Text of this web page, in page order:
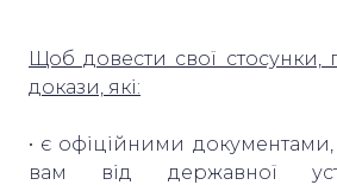
Щоб довести свої стосунки,
докази, які:
• є офіційними
вам від державної